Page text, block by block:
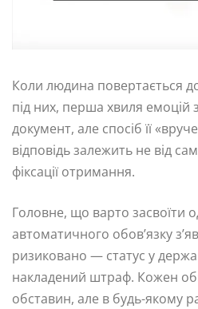
Коли людина повертається
під них, перша хвиля емоцій
документ, але спосіб її
відповідь залежить не від
фіксації отримання.
Головне, що варто засвоїти
автоматичного обов’язку
ризиковано — статус у
накладений штраф. Кожен
обставин, але в будь-якому